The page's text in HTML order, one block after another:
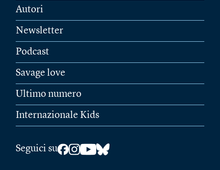
Autori
Newsletter
Podcast
Savage love
Ultimo numero
Internazionale Kids
Seguici su